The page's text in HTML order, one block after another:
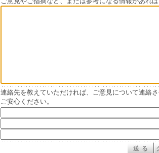
連絡先を教えていただければ、ご意見について連絡
ご安心ください。